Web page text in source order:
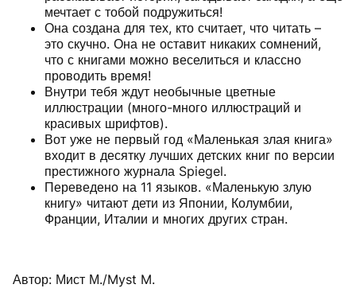
мечтает с тобой подружиться!
Она создана для тех, кто считает, что читать –
это скучно. Она не оставит никаких сомнений,
что с книгами можно веселиться и классно
проводить время!
Внутри тебя ждут необычные цветные
иллюстрации (много-много иллюстраций и
красивых шрифтов).
Вот уже не первый год «Маленькая злая книга»
входит в десятку лучших детских книг по версии
престижного журнала Spiegel.
Переведено на 11 языков. «Маленькую злую
книгу» читают дети из Японии, Колумбии,
Франции, Италии и многих других стран.
Автор: Мист М./Myst M.